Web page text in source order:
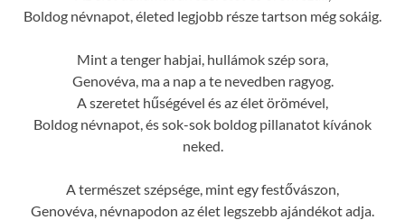
Boldog névnapot, életed legjobb része tartson még sokáig.
Mint a tenger habjai, hullámok szép sora,
Genovéva, ma a nap a te nevedben ragyog.
A szeretet hűségével és az élet örömével,
Boldog névnapot, és sok-sok boldog pillanatot kívánok
neked.
A természet szépsége, mint egy festővászon,
Genovéva, névnapodon az élet legszebb ajándékot adja.